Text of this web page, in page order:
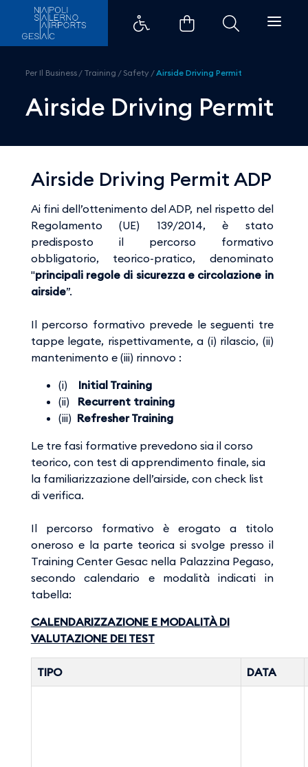
Airside Driving Permit -
Per Il Business / Training / Safety /Airside Driving Permit
Airside Driving Permit
Airside Driving Permit ADP
Ai fini dell’ottenimento del ADP, nel rispetto del
Regolamento (UE) 139/2014, è stato
predisposto il percorso formativo
obbligatorio, teorico-pratico, denominato
"principali regole di sicurezza e circolazione in
airside”.
Il percorso formativo prevede le seguenti tre
tappe legate, rispettivamente, a (i) rilascio, (ii)
mantenimento e (iii) rinnovo :
(i) Initial Training
(ii) Recurrent training
(iii) Refresher Training
Le tre fasi formative prevedono sia il corso
teorico, con test di apprendimento finale, sia
la familiarizzazione dell’airside, con check list
di verifica.​​​​​​​
Il percorso formativo è erogato a titolo
oneroso e la parte teorica si svolge presso il
Training Center Gesac nella Palazzina Pegaso,
secondo calendario e modalità indicati in
tabella:
CALENDARIZZAZIONE E MODALITÀ DI
VALUTAZIONE DEI TEST
TIPO DATA